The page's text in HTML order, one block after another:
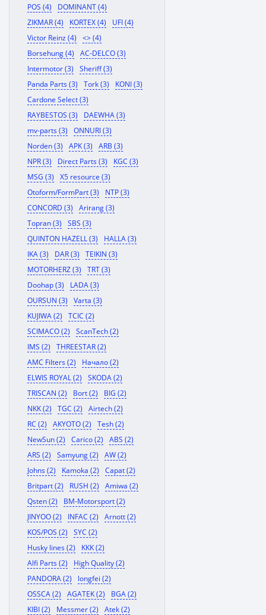
POS (4)
DOMINANT (4)
ZIKMAR (4)
KORTEX (4)
UFI (4)
Victor Reinz (4)
<> (4)
Borsehung (4)
AC-DELCO (3)
Intermotor (3)
Sheriff (3)
Panda Parts (3)
Tork (3)
KONI (3)
Cardone Select (3)
RAYBESTOS (3)
DAEWHA (3)
mv-parts (3)
ONNURI (3)
Norden (3)
APK (3)
ARB (3)
NPR (3)
Direct Parts (3)
KGC (3)
MSG (3)
X5 resource (3)
Otoform/FormPart (3)
NTP (3)
CONCORD (3)
Arirang (3)
Topran (3)
SBS (3)
QUINTON HAZELL (3)
HALLA (3)
IKA (3)
DAR (3)
TEIKIN (3)
MOTORHERZ (3)
TRT (3)
Doohap (3)
LADA (3)
OURSUN (3)
Varta (3)
KUJIWA (2)
TCIC (2)
SCIMACO (2)
ScanTech (2)
IMS (2)
THREESTAR (2)
AMC Filters (2)
Начало (2)
ELWIS ROYAL (2)
SKODA (2)
TRISCAN (2)
Bort (2)
BIG (2)
NKK (2)
TGC (2)
Airtech (2)
RC (2)
AKYOTO (2)
Tesh (2)
NewSun (2)
Carico (2)
ABS (2)
ARS (2)
Samyung (2)
AW (2)
Johns (2)
Kamoka (2)
Capat (2)
Britpart (2)
RUSH (2)
Amiwa (2)
Qsten (2)
BM-Motorsport (2)
JINYOO (2)
INFAC (2)
Arnott (2)
KOS/POS (2)
SYC (2)
Husky lines (2)
KKK (2)
Alfi Parts (2)
High Quality (2)
PANDORA (2)
longfei (2)
OSSCA (2)
AGATEK (2)
BGA (2)
KIBI (2)
Messmer (2)
Atek (2)